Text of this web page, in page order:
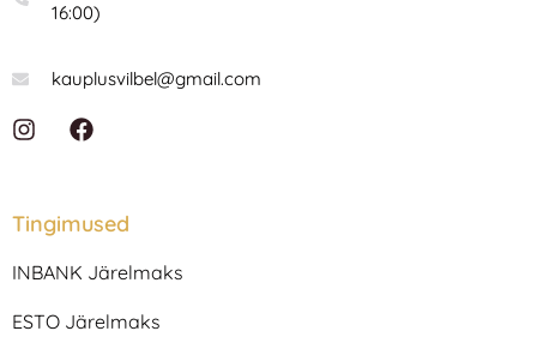
16:00)
kauplusvilbel@gmail.com
I
a
r
m
F
b
o
Tingimused
INBANK Järelmaks
ESTO Järelmaks